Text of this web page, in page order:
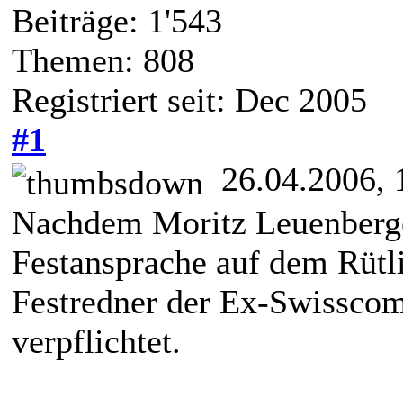
Beiträge: 1'543
Themen: 808
Registriert seit: Dec 2005
#1
26.04.2006,
Nachdem Moritz
Festansprache auf dem
Festredner der Ex-
verpflichtet.